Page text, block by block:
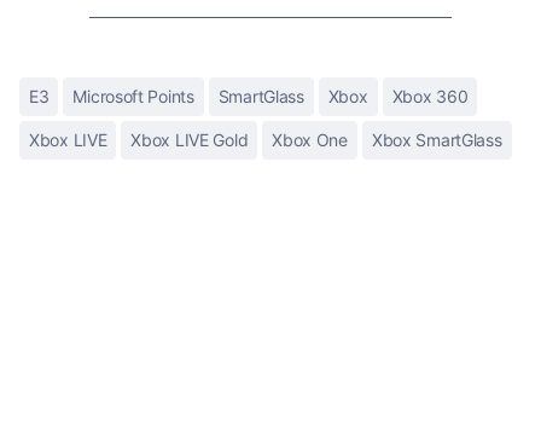
E3 Microsoft Points SmartGlass Xbox Xbox 360
Xbox LIVE Xbox LIVE Gold Xbox One Xbox SmartGlass